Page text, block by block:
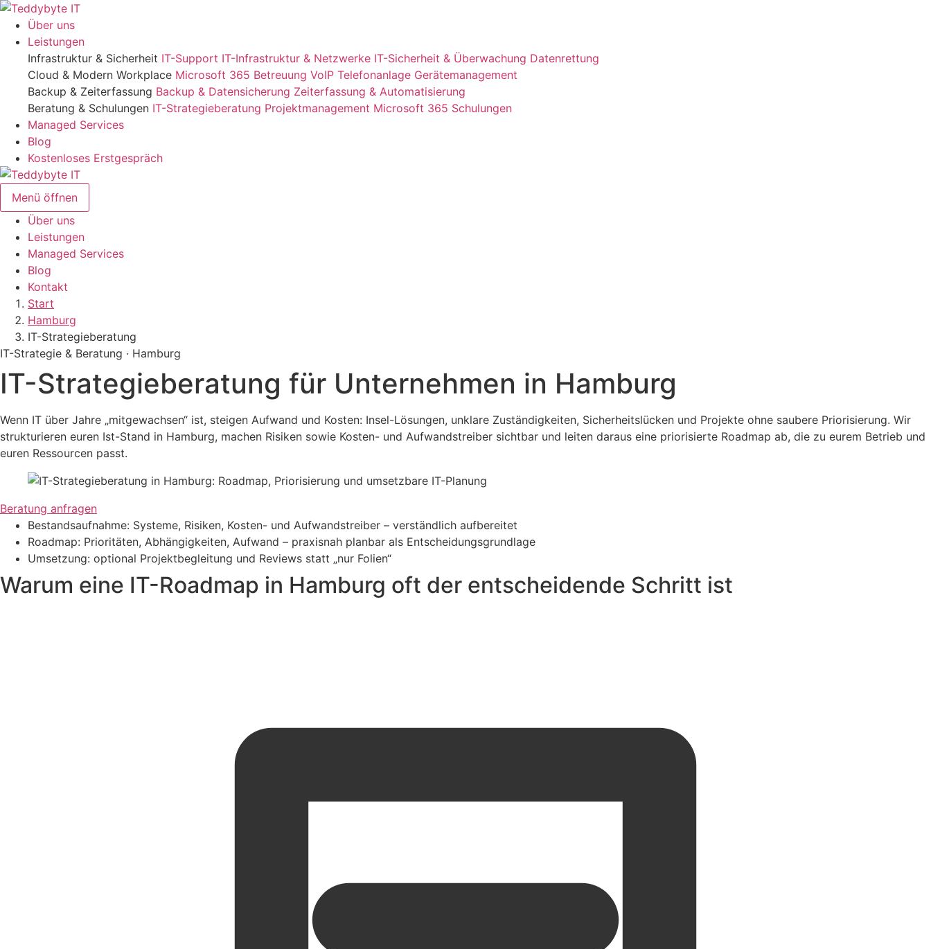
Zum
Inhalt
springen
Über uns
Leistungen
Infrastruktur & Sicherheit IT-Support IT-Infrastruktur & Netzwerke IT-Sicherheit & Überwachung Datenrettung
Cloud & Modern Workplace Microsoft 365 Betreuung VoIP Telefonanlage Gerätemanagement
Backup & Zeiterfassung Backup & Datensicherung Zeiterfassung & Automatisierung
Beratung & Schulungen IT-Strategieberatung Projektmanagement Microsoft 365 Schulungen
Managed Services
Blog
Kostenloses Erstgespräch
Menü öffnen
Über uns
Leistungen
Managed Services
Blog
Kontakt
Start
Hamburg
IT-Strategieberatung
IT-Strategie & Beratung · Hamburg
IT-Strategieberatung für Unternehmen in Hamburg
Wenn IT über Jahre „mitgewachsen“ ist, steigen Aufwand und Kosten: Insel-Lösungen, unklare Zuständigkeiten, Sicherheitslücken und Projekte ohne saubere Priorisierung. Wir
strukturieren euren Ist-Stand in Hamburg, machen Risiken sowie Kosten- und Aufwandstreiber sichtbar und leiten daraus eine priorisierte Roadmap ab, die zu eurem Betrieb und
euren Ressourcen passt.
Beratung anfragen
Bestandsaufnahme: Systeme, Risiken, Kosten- und Aufwandstreiber – verständlich aufbereitet
Roadmap: Prioritäten, Abhängigkeiten, Aufwand – praxisnah planbar als Entscheidungsgrundlage
Umsetzung: optional Projektbegleitung und Reviews statt „nur Folien“
Warum eine IT-Roadmap in Hamburg oft der entscheidende Schritt ist